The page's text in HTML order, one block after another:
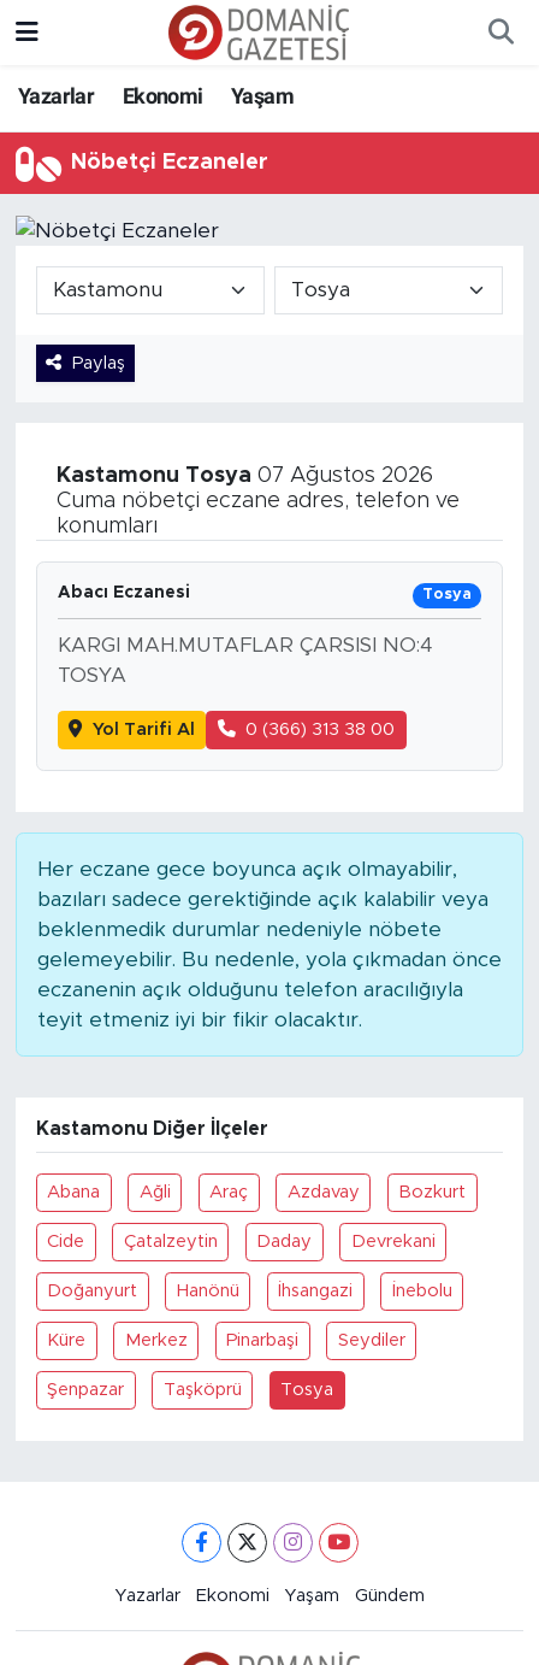
Yazarlar Ekonomi Yaşam
Nöbetçi Eczaneler
Paylaş
Kastamonu Tosya 07 Ağustos 2026
Cuma nöbetçi eczane adres, telefon ve
konumları
Abacı Eczanesi Tosya
KARGI MAH.MUTAFLAR ÇARSISI NO:4
TOSYA
Yol Tarifi Al 0 (366) 313 38 00
Her eczane gece boyunca açık olmayabilir,
bazıları sadece gerektiğinde açık kalabilir veya
beklenmedik durumlar nedeniyle nöbete
gelemeyebilir. Bu nedenle, yola çıkmadan önce
eczanenin açık olduğunu telefon aracılığıyla
teyit etmeniz iyi bir fikir olacaktır.
Kastamonu Diğer İlçeler
Abana Ağli Araç Azdavay Bozkurt
Cide Çatalzeytin Daday Devrekani
Doğanyurt Hanönü İhsangazi İnebolu
Küre Merkez Pinarbaşi Seydiler
Şenpazar Taşköprü Tosya
Yazarlar Ekonomi Yaşam Gündem